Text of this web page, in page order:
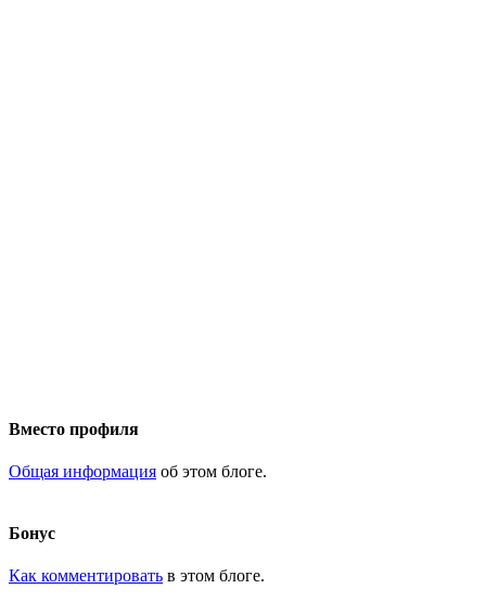
Вместо профиля
Общая информация об этом блоге.
Бонус
Как комментировать в этом блоге.